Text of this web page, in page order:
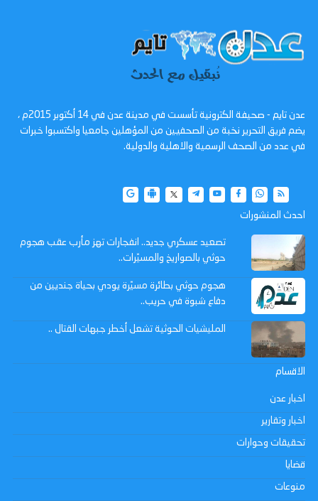
عدن تايم - صحيفة الكترونية تأسست في مدينة عدن في 14 أكتوبر 2015م ،
يضم فريق التحرير نخبة من الصحفيين من المؤهلين جامعيا واكتسبوا خبرات
في عدد من الصحف الرسمية والاهلية والدولية.
احدث المنشورات
تصعيد عسكري جديد.. انفجارات تهز مأرب عقب هجوم
حوثي بالصواريخ والمسيّرات..
هجوم حوثي بطائرة مسيّرة يودي بحياة جنديين من
دفاع شبوة في حريب..
المليشيات الحوثية تشعل أخطر جبهات القتال ..
الاقسام
اخبار عدن
اخبار وتقارير
تحقيقات وحوارات
قضايا
منوعات